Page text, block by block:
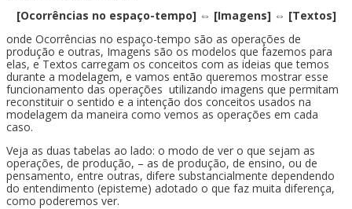
[Ocorrências no espaço-tempo] ⇔ [Imagens] ⇔ [Textos]
onde Ocorrências no espaço-tempo são as operações de
produção e outras, Imagens são os modelos que fazemos para
elas, e Textos carregam os conceitos com as ideias que temos
durante a modelagem, e vamos então queremos mostrar esse
funcionamento das operações utilizando imagens que permitam
reconstituir o sentido e a intenção dos conceitos usados na
modelagem da maneira como vemos as operações em cada
caso.
Veja as duas tabelas ao lado: o modo de ver o que sejam as
operações, de produção, – as de produção, de ensino, ou de
pensamento, entre outras, difere substancialmente dependendo
do entendimento (episteme) adotado o que faz muita diferença,
como poderemos ver.